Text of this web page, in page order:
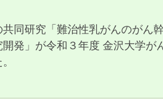
同研究「難治性乳がんのがん
発」が令和３年度 金沢大学が